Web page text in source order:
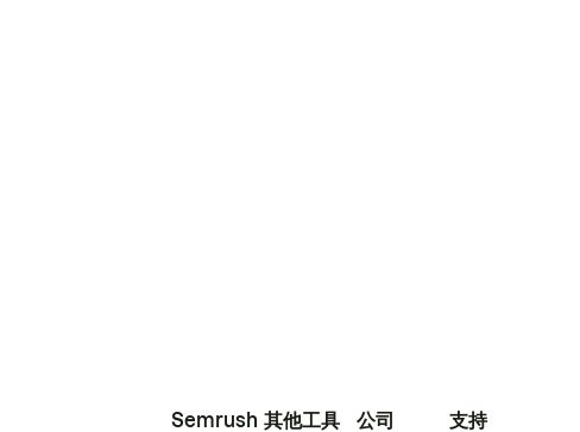
Semrush 其他工具 公司 支持